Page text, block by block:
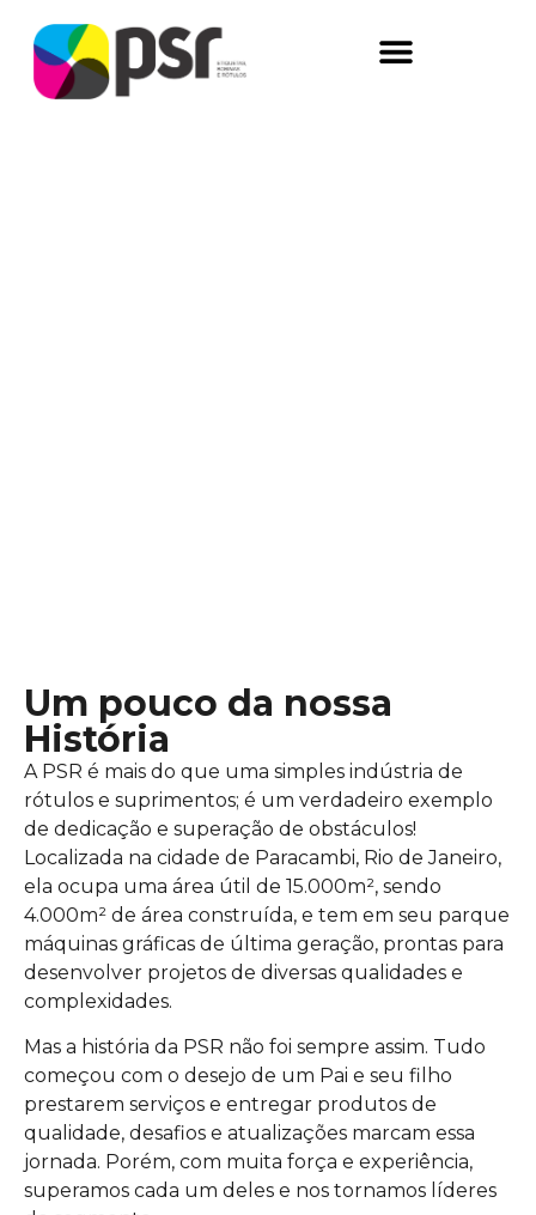
Um pouco da nossa
História
A PSR é mais do que uma simples indústria de
rótulos e suprimentos; é um verdadeiro exemplo
de dedicação e superação de obstáculos!
Localizada na cidade de Paracambi, Rio de Janeiro,
ela ocupa uma área útil de 15.000m², sendo
4.000m² de área construída, e tem em seu parque
máquinas gráficas de última geração, prontas para
desenvolver projetos de diversas qualidades e
complexidades.
Mas a história da PSR não foi sempre assim. Tudo
começou com o desejo de um Pai e seu filho
prestarem serviços e entregar produtos de
qualidade, desafios e atualizações marcam essa
jornada. Porém, com muita força e experiência,
superamos cada um deles e nos tornamos líderes